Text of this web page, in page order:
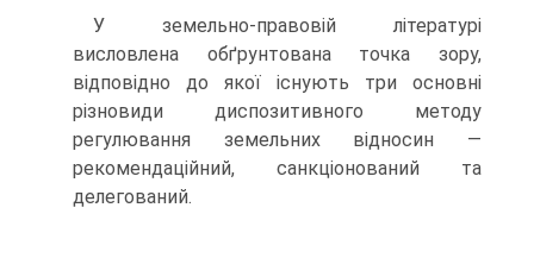
У земельно-правовій літературі
висловлена обґрунтована точка зору,
відповідно до якої існують три основні
різновиди диспозитивно­го методу
регулювання земельних відносин —
рекомендаційний, сан­кціонований та
делегований.